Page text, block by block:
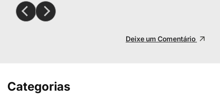
Deixe um Comentário
Categorias